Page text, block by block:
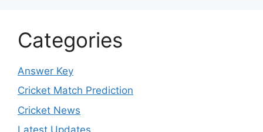
Categories
Answer Key
Cricket Match Prediction
Cricket News
Latest Updates